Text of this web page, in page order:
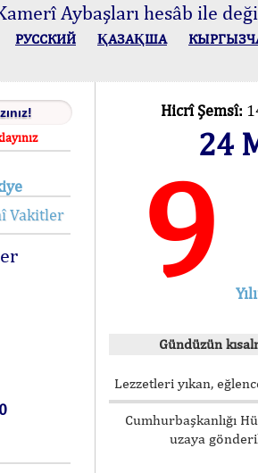
Aybaşları hesâb ile
РУССКИЙ ҚАЗАҚША
Vakitler
Hicrî Şemsî:
24
9
Gündüzün
Lezzetleri yıkan,
Cumhurbaşkanlığı
uzaya